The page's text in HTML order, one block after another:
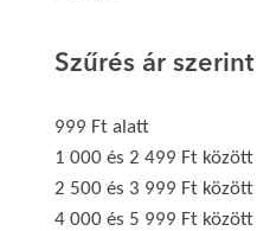
Szűrés ár szerint
999 Ft alatt
1 000 és 2 499 Ft között
2 500 és 3 999 Ft között
4 000 és 5 999 Ft között